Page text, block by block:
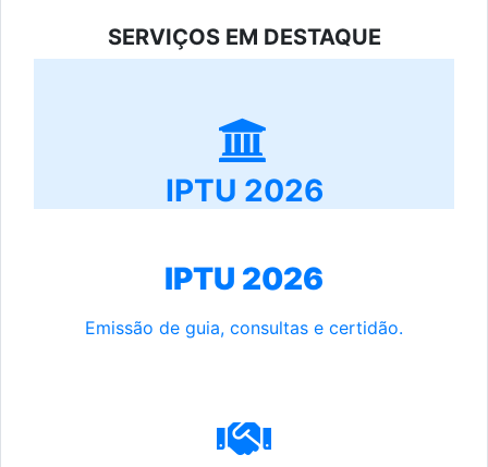
SERVIÇOS EM DESTAQUE
IPTU 2026
IPTU 2026
Emissão de guia, consultas e certidão.